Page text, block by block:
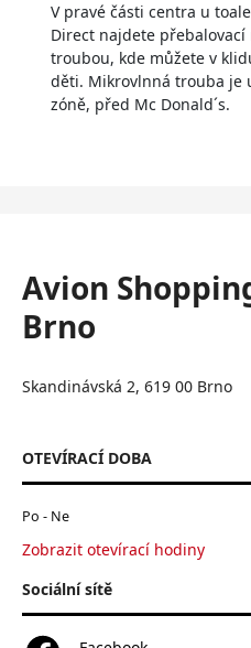
V pravé části centra u
Direct najdete
troubou, kde můžete v
děti. Mikrovlnná trouba je
zóně, před Mc Donald´s.
Avion
Brno
Skandinávská 2, 619 00 Brno
OTEVÍRACÍ DOBA
Po - Ne
Zobrazit otevírací hodiny
Sociální sítě